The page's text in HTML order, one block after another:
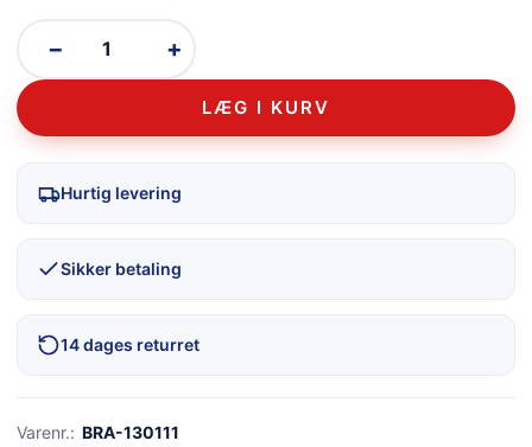
− +
LÆG I KURV
Hurtig levering
Sikker betaling
14 dages returret
Varenr.: BRA-130111